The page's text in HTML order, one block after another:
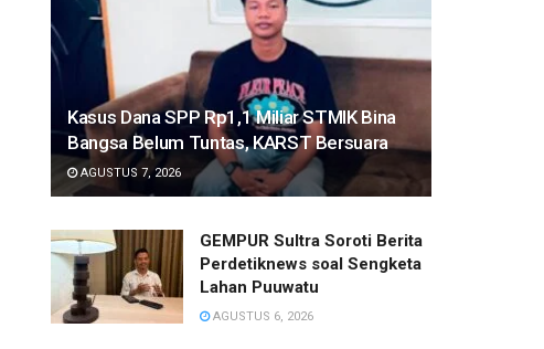
Kasus Dana SPP Rp1,1 Miliar STMIK Bina
Bangsa Belum Tuntas, KARST Bersuara
AGUSTUS 7, 2026
GEMPUR Sultra Soroti Berita
Perdetiknews soal Sengketa
Lahan Puuwatu
AGUSTUS 6, 2026